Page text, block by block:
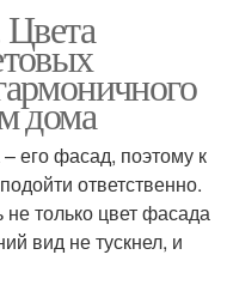
дома
его фасад, поэтому к
ответственно.
только цвет фасада
вид не тускнел, и